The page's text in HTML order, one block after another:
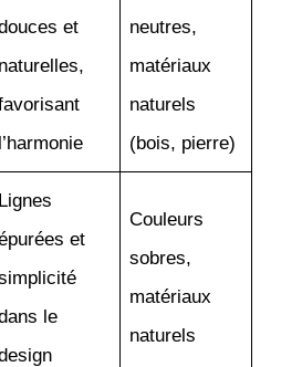
et
naturelles,
l’harmonie
neutres,
matériaux
naturels
(bois, pierre)
Lignes
et
le
Couleurs
sobres,
matériaux
naturels